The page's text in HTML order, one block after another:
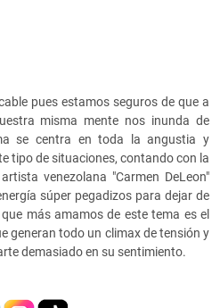
pues estamos seguros de que a
misma mente nos inunda de
se centra en toda la angustia y
tipo de situaciones, contando con la
venezolana "Carmen DeLeon"
súper pegadizos para dejar de
más amamos de este tema es el
generan todo un climax de tensión y
demasiado en su sentimiento.